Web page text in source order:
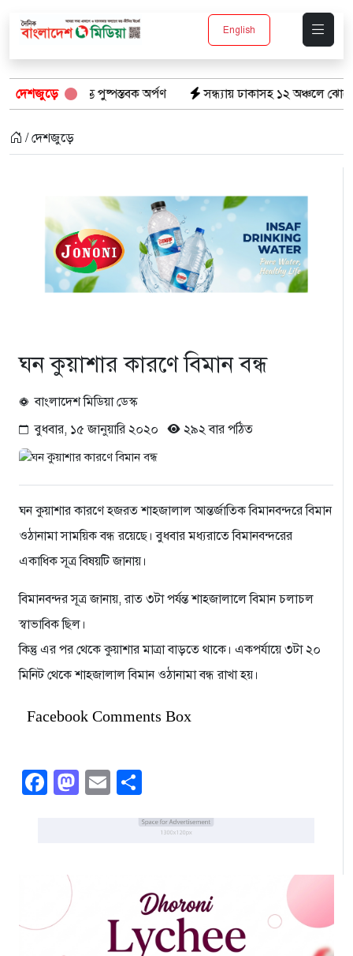
English
দেশজুড়ে
পুষ্পস্তবক অর্পণ সন্ধ্যায় ঢাকাসহ ১২ অঞ্চলে ঝোড়ো হাওয়ার শঙ্কা,
/ দেশজুড়ে
ঘন কুয়াশার কারণে বিমান বন্ধ
বাংলাদেশ মিডিয়া ডেস্ক
বুধবার, ১৫ জানুয়ারি ২০২০
২৯২ বার পঠিত
ঘন কুয়াশার কারণে হজরত শাহজালাল আন্তর্জাতিক বিমানবন্দরে বিমান
ওঠানামা সাময়িক বন্ধ রয়েছে। বুধবার মধ্যরাতে বিমানবন্দরের
একাধিক সূত্র বিষয়টি জানায়।
বিমানবন্দর সূত্র জানায়, রাত ৩টা পর্যন্ত শাহজালালে বিমান চলাচল
স্বাভাবিক ছিল।
কিন্তু এর পর থেকে কুয়াশার মাত্রা বাড়তে থাকে। একপর্যায়ে ৩টা ২০
মিনিট থেকে শাহজালাল বিমান ওঠানামা বন্ধ রাখা হয়।
Facebook Comments Box
Facebook
Mastodon
Email